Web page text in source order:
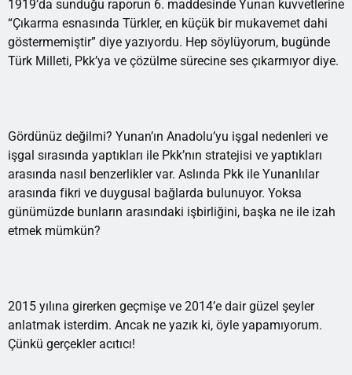
1919’da sunduğu raporun 6. maddesinde Yunan kuvvetlerine
“Çıkarma esnasında Türkler, en küçük bir mukavemet dahi
göstermemiştir” diye yazıyordu. Hep söylüyorum, bugünde
Türk Milleti, Pkk’ya ve çözülme sürecine ses çıkarmıyor diye.
Gördünüz değilmi? Yunan’ın Anadolu’yu işgal nedenleri ve
işgal sırasında yaptıkları ile Pkk’nın stratejisi ve yaptıkları
arasında nasıl benzerlikler var. Aslında Pkk ile Yunanlılar
arasında fikri ve duygusal bağlarda bulunuyor. Yoksa
günümüzde bunların arasındaki işbirliğini, başka ne ile izah
etmek mümkün?
2015 yılına girerken geçmişe ve 2014’e dair güzel şeyler
anlatmak isterdim. Ancak ne yazık ki, öyle yapamıyorum.
Çünkü gerçekler acıtıcı!